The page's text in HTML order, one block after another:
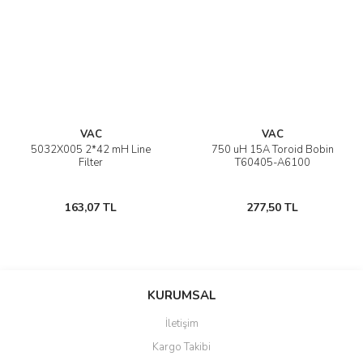
VAC
5032X005 2*42 mH Line
Filter
163,07 TL
VAC
750 uH 15A Toroid Bobin
T60405-A6100
277,50 TL
KURUMSAL
İletişim
Kargo Takibi